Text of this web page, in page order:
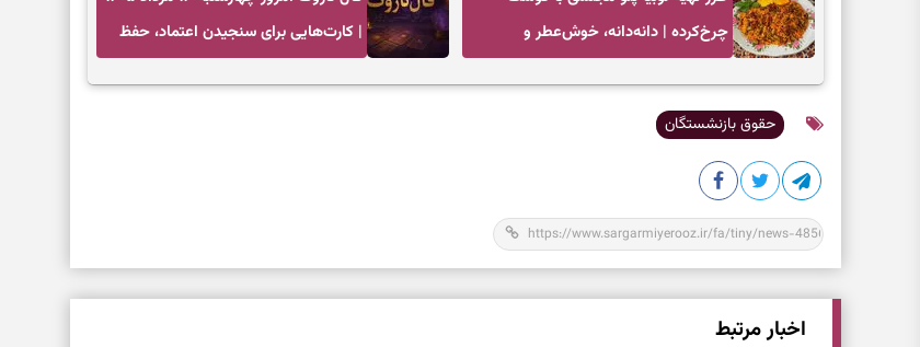
چرخ‌کرده | دانه‌دانه، خوش‌عطر و
| کارت‌هایی برای سنجیدن اعتماد، حفظ
حقوق بازنشستگان
اخبار مرتبط